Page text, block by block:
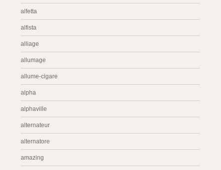
alfetta
alfista
alliage
allumage
allume-cigare
alpha
alphaville
alternateur
alternatore
amazing